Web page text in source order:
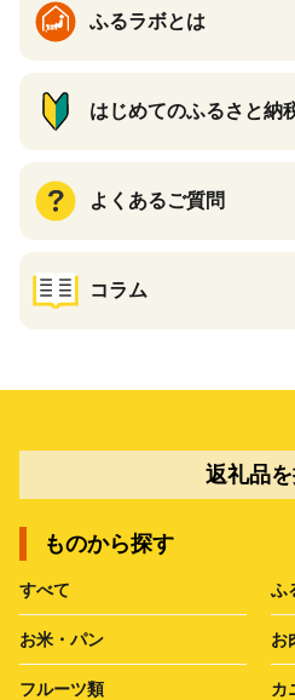
ふるラボとは
はじめてのふるさと納
よくあるご質問
コラム
返礼品
ものから探す
すべて ふ
お米・パン お
フルーツ類 カ